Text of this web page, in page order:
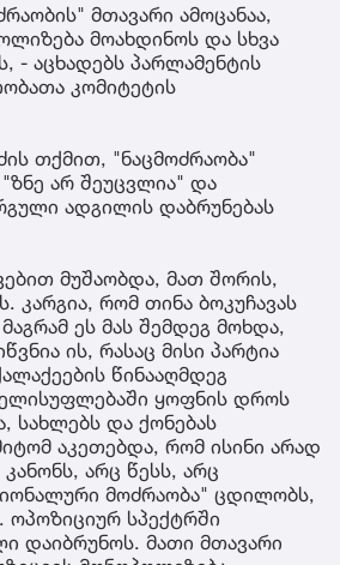
მთავარი ამოცანაა,
მოახდინოს და სხვა
- აცხადებს პარლამენტის
კომიტეტის
თქმით, "ნაცმოძრაობა"
"ზნე არ შეუცვლია" და
ადგილის დაბრუნებას
მუშაობდა, მათ შორის,
კარგია, რომ თინა ბოკუჩავას
ეს მას შემდეგ მოხდა,
ის, რასაც მისი პარტია
წინააღმდეგ
ყოფნის დროს
სახლებს და ქონებას
აკეთებდა, რომ ისინი არად
არც წესს, არც
მოძრაობა" ცდილობს,
სპექტრში
დაიბრუნოს. მათი მთავარი